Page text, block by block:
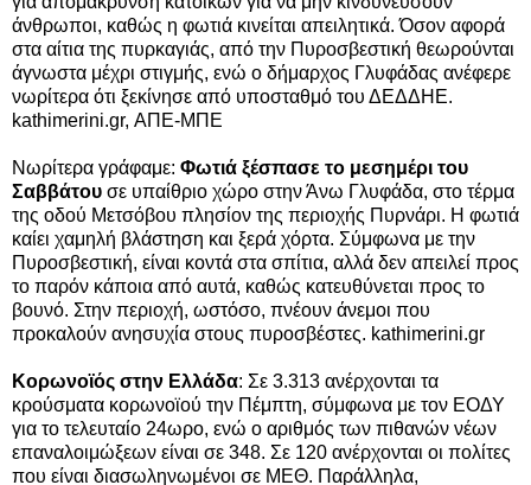
άνθρωποι, καθώς η φωτιά κινείται απειλητικά. Όσον αφορά
στα αίτια της πυρκαγιάς, από την Πυροσβεστική θεωρούνται
άγνωστα μέχρι στιγμής, ενώ ο δήμαρχος Γλυφάδας ανέφερε
νωρίτερα ότι ξεκίνησε από υποσταθμό του ΔΕΔΔΗΕ.
kathimerini.gr, ΑΠΕ-ΜΠΕ
Νωρίτερα γράφαμε: Φωτιά ξέσπασε το μεσημέρι του
Σαββάτου σε υπαίθριο χώρο στην Άνω Γλυφάδα, στο τέρμα
της οδού Μετσόβου πλησίον της περιοχής Πυρνάρι. Η φωτιά
καίει χαμηλή βλάστηση και ξερά χόρτα. Σύμφωνα με την
Πυροσβεστική, είναι κοντά στα σπίτια, αλλά δεν απειλεί προς
το παρόν κάποια από αυτά, καθώς κατευθύνεται προς το
βουνό. Στην περιοχή, ωστόσο, πνέουν άνεμοι που
προκαλούν ανησυχία στους πυροσβέστες. kathimerini.gr
Κορωνοϊός στην Ελλάδα: Σε 3.313 ανέρχονται τα
κρούσματα κορωνοϊού την Πέμπτη, σύμφωνα με τον ΕΟΔΥ
για το τελευταίο 24ωρο, ενώ ο αριθμός των πιθανών νέων
επαναλοιμώξεων είναι σε 348. Σε 120 ανέρχονται οι πολίτες
που είναι διασωληνωμένοι σε ΜΕΘ. Παράλληλα,